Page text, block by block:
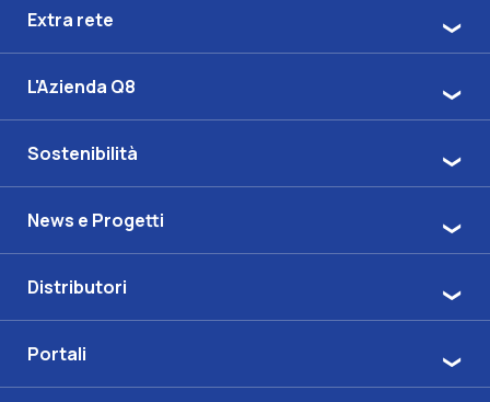
Extra rete
L'Azienda Q8
Sostenibilità
News e Progetti
Distributori
Portali